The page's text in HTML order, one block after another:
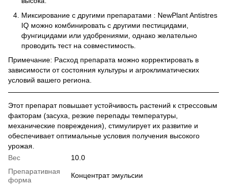
Миксирование с другими препаратами : NewPlant Antistres
IQ можно комбинировать с другими пестицидами,
фунгицидами или удобрениями, однако желательно
проводить тест на совместимость.
Примечание: Расход препарата можно корректировать в
зависимости от состояния культуры и агроклиматических
условий вашего региона.
Этот препарат повышает устойчивость растений к стрессовым
факторам (засуха, резкие перепады температуры,
механические повреждения), стимулирует их развитие и
обеспечивает оптимальные условия получения высокого
урожая.
Вес
10.0
Препаративная
форма
Концентрат эмульсии